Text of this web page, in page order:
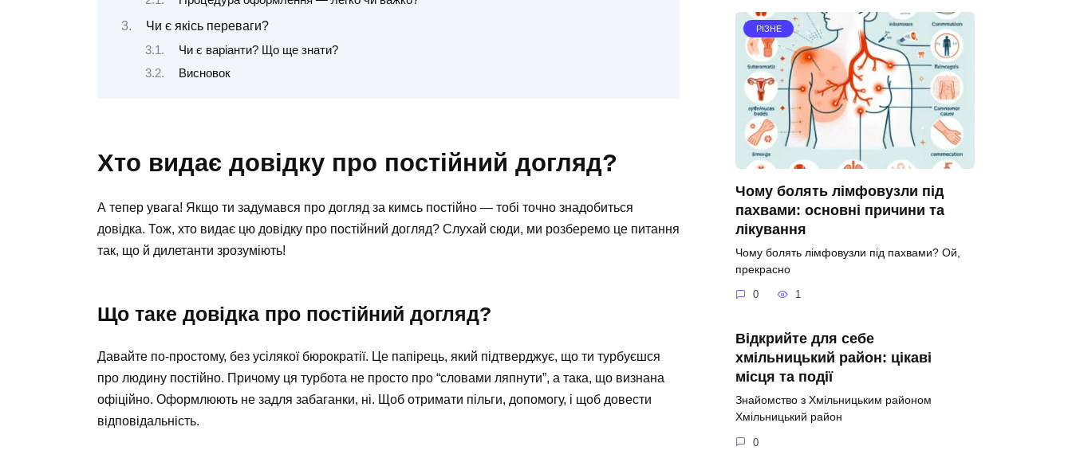
Чи є якісь переваги?
Чи є варіанти? Що ще знати?
Висновок
Хто видає довідку про постійний догляд?
А тепер увага! Якщо ти задумався про догляд за кимсь постійно — тобі точно знадобиться
довідка. Тож, хто видає цю довідку про постійний догляд? Слухай сюди, ми розберемо це питання
так, що й дилетанти зрозуміють!
Що таке довідка про постійний догляд?
Давайте по-простому, без усілякої бюрократії. Це папірець, який підтверджує, що ти турбуєшся
про людину постійно. Причому ця турбота не просто про “словами ляпнути”, а така, що визнана
офіційно. Оформлюють не задля забаганки, ні. Щоб отримати пільги, допомогу, і щоб довести
відповідальність.
РІЗНЕ
Чому болять лімфовузли під
пахвами: основні причини та
лікування
Чому болять лімфовузли під пахвами? Ой,
прекрасно
0 1
Відкрийте для себе
хмільницький район: цікаві
місця та події
Знайомство з Хмільницьким районом
Хмільницький район
0